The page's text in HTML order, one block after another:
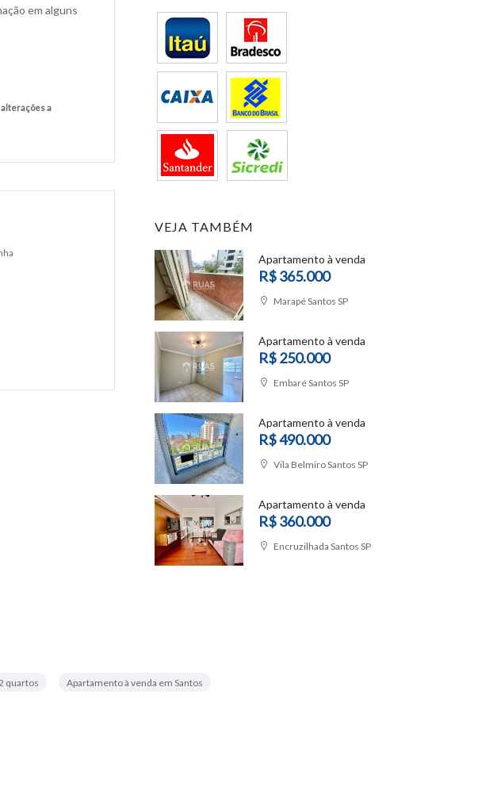
em alguns
a
VEJA TAMBÉM
Apartamento à venda
R$ 365.000
Marapé Santos SP
Apartamento à venda
R$ 250.000
Embaré Santos SP
Apartamento à venda
R$ 490.000
Vila Belmiro Santos SP
Apartamento à venda
R$ 360.000
Encruzilhada Santos SP
quartos Apartamento à venda em Santos